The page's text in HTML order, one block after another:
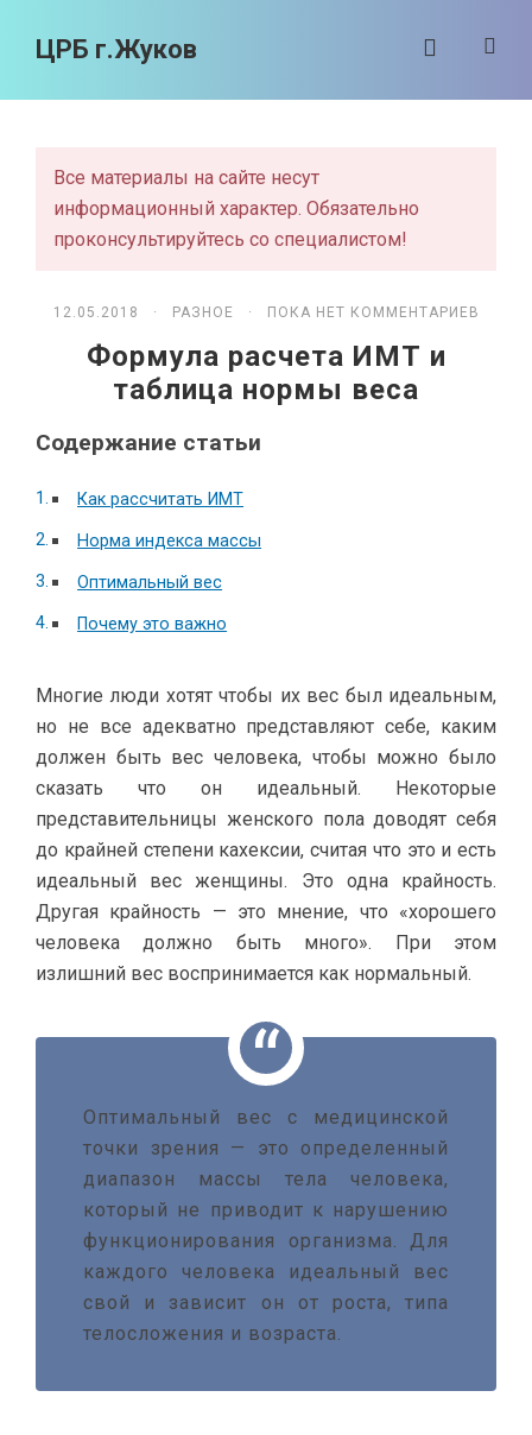
ЦРБ г.Жуков
Все материалы на сайте несут
информационный характер. Обязательно
проконсультируйтесь со специалистом!
12.05.2018 · РАЗНОЕ · ПОКА НЕТ КОММЕНТАРИЕВ
Формула расчета ИМТ и
таблица нормы веса
Содержание статьи
Как рассчитать ИМТ
Норма индекса массы
Оптимальный вес
Почему это важно
Многие люди хотят чтобы их вес был идеальным,
но не все адекватно представляют себе, каким
должен быть вес человека, чтобы можно было
сказать что он идеальный. Некоторые
представительницы женского пола доводят себя
до крайней степени кахексии, считая что это и есть
идеальный вес женщины. Это одна крайность.
Другая крайность — это мнение, что «хорошего
человека должно быть много». При этом
излишний вес воспринимается как нормальный.
Оптимальный вес с медицинской
точки зрения — это определенный
диапазон массы тела человека,
который не приводит к нарушению
функционирования организма. Для
каждого человека идеальный вес
свой и зависит он от роста, типа
телосложения и возраста.